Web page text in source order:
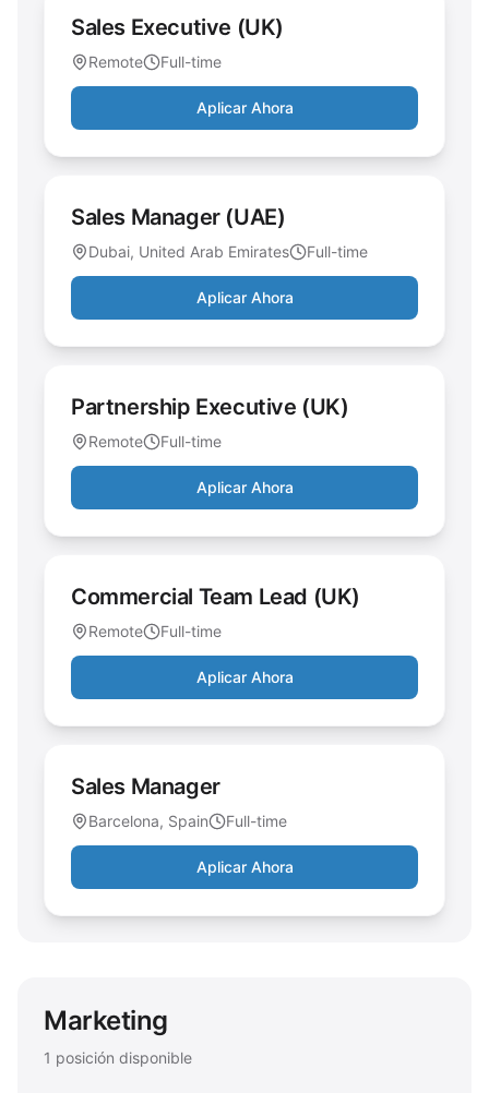
Sales Executive (UK)
Remote Full-time
Aplicar Ahora
Sales Manager (UAE)
Dubai, United Arab Emirates Full-time
Aplicar Ahora
Partnership Executive (UK)
Remote Full-time
Aplicar Ahora
Commercial Team Lead (UK)
Remote Full-time
Aplicar Ahora
Sales Manager
Barcelona, Spain Full-time
Aplicar Ahora
Marketing
1 posición disponible